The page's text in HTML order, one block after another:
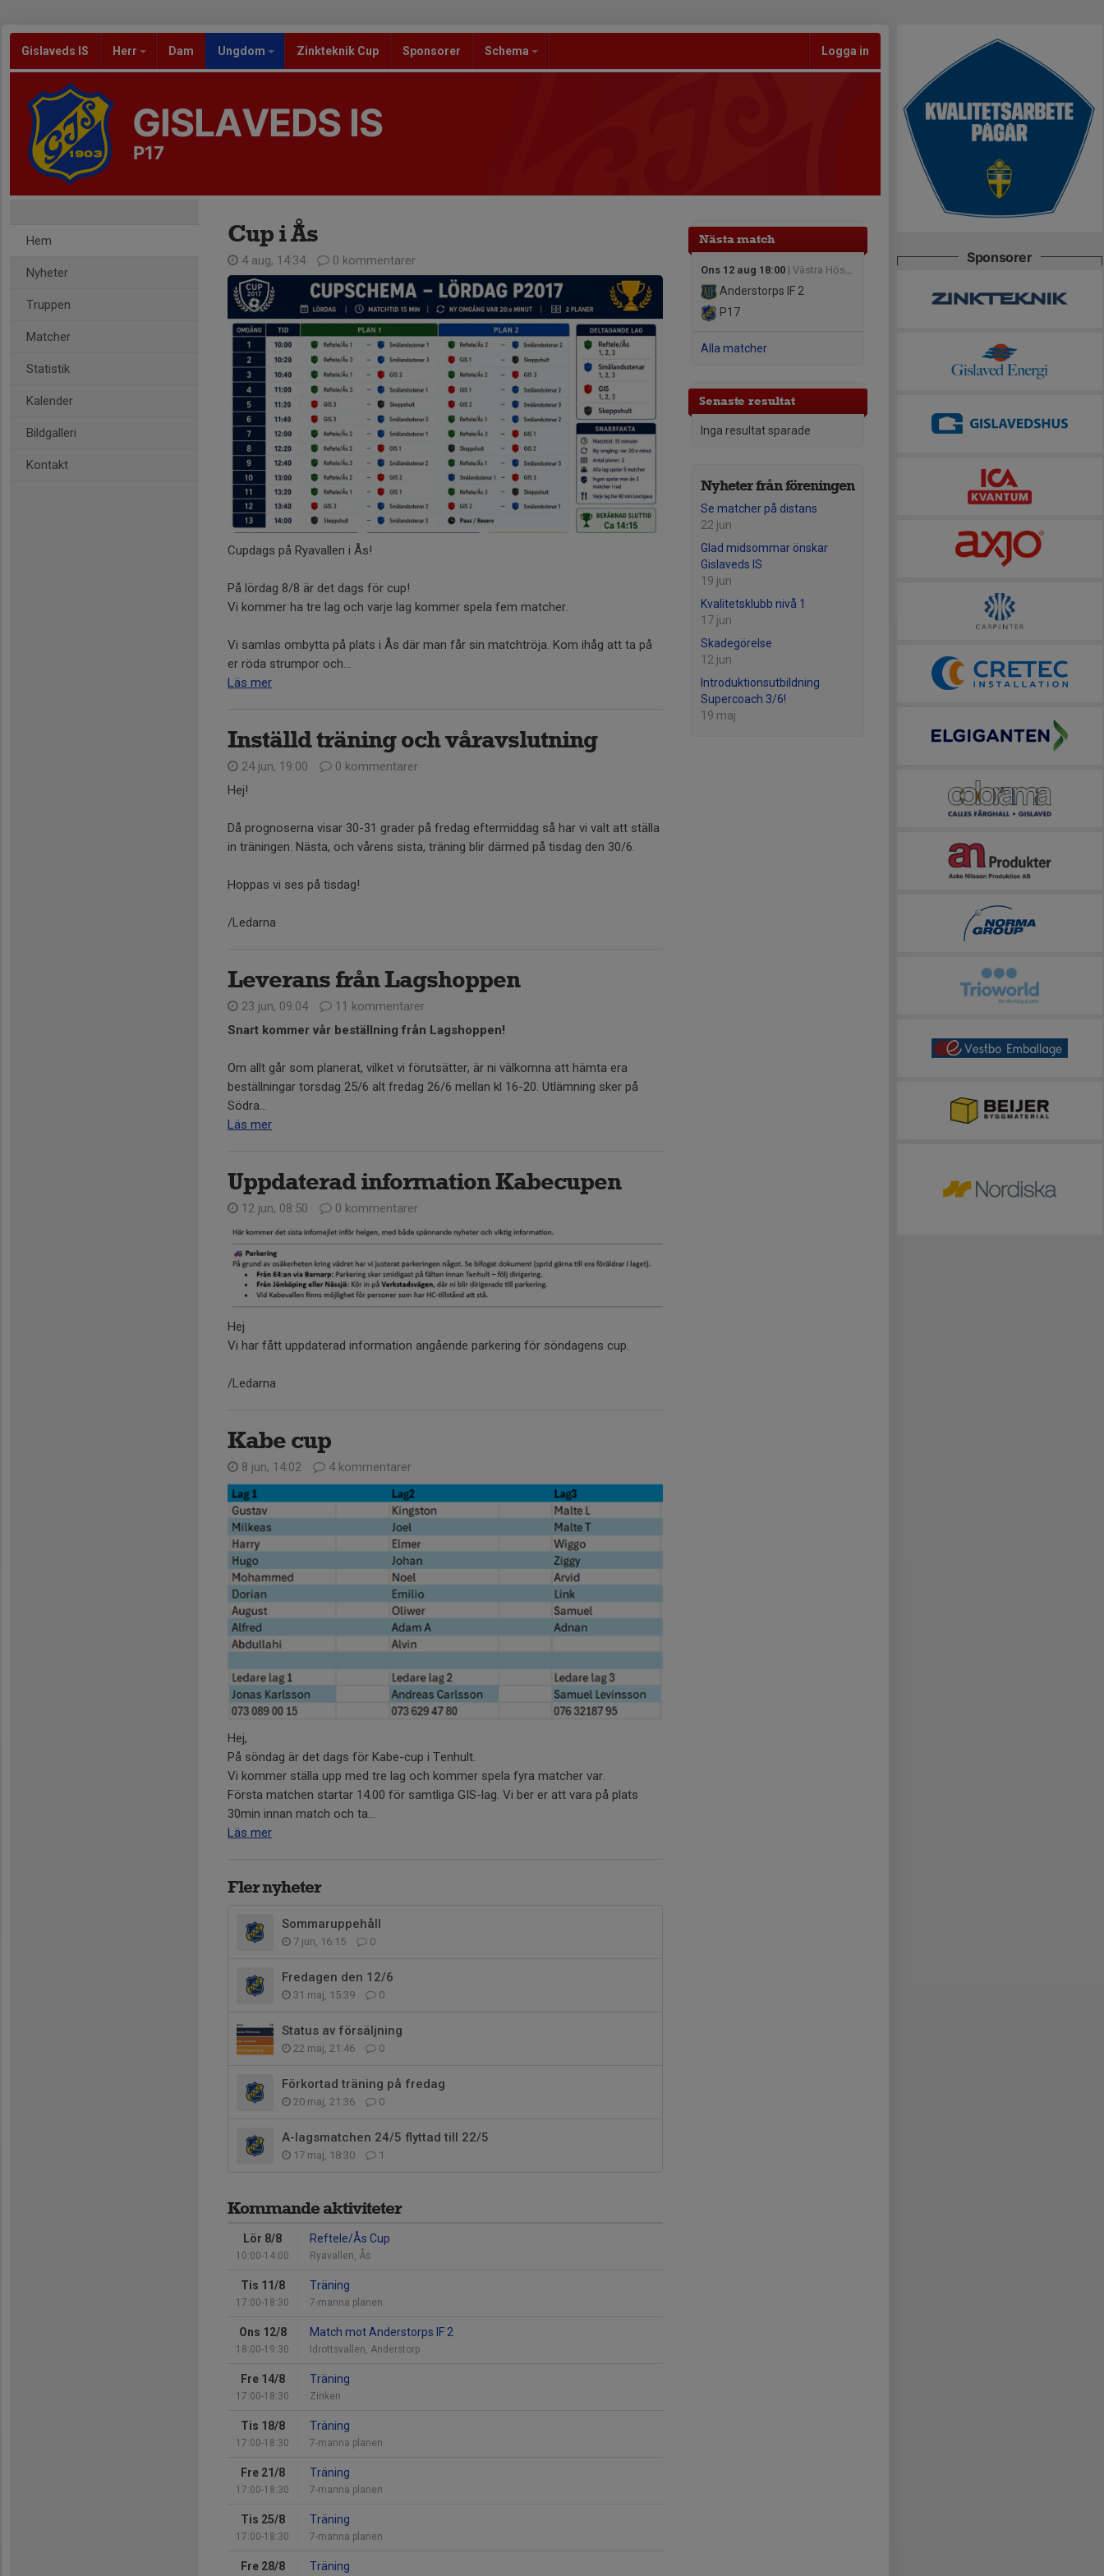
Gislaveds IS Herr Dam Ungdom Zinkteknik Cup Sponsorer Schema Logga in
GISLAVEDS IS
P17
Hem
Nyheter
Truppen
Matcher
Statistik
Kalender
Bildgalleri
Kontakt
Nästa match
Ons 12 aug 18:00 | Västra Höst (1)
Anderstorps IF 2
P17
Alla matcher
Senaste resultat
Inga resultat sparade
Nyheter från föreningen
Se matcher på distans
22 jun
Glad midsommar önskar
Gislaveds IS
19 jun
Kvalitetsklubb nivå 1
17 jun
Skadegörelse
12 jun
Introduktionsutbildning
Supercoach 3/6!
19 maj
Cup i Ås
4 aug, 14:34 0 kommentarer
Cupdags på Ryavallen i Ås!
På lördag 8/8 är det dags för cup!
Vi kommer ha tre lag och varje lag kommer spela fem matcher.
Vi samlas ombytta på plats i Ås där man får sin matchtröja. Kom ihåg att ta på
er röda strumpor och...
Läs mer
Inställd träning och våravslutning
24 jun, 19:00
0 kommentarer
Hej!
Då prognoserna visar 30-31 grader på fredag eftermiddag så har vi valt att ställa
in träningen. Nästa, och vårens sista, träning blir därmed på tisdag den 30/6.
Hoppas vi ses på tisdag!
/Ledarna
Leverans från Lagshoppen
23 jun, 09:04
11 kommentarer
Snart kommer vår beställning från Lagshoppen!
Om allt går som planerat, vilket vi förutsätter, är ni välkomna att hämta era
beställningar torsdag 25/6 alt fredag 26/6 mellan kl 16-20. Utlämning sker på
Södra...
Läs mer
Uppdaterad information Kabecupen
12 jun, 08:50 0 kommentarer
Hej
Vi har fått uppdaterad information angående parkering för söndagens cup.
/Ledarna
Kabe cup
8 jun, 14:02 4 kommentarer
Hej,
På söndag är det dags för Kabe-cup i Tenhult.
Vi kommer ställa upp med tre lag och kommer spela fyra matcher var.
Första matchen startar 14.00 för samtliga GIS-lag. Vi ber er att vara på plats
30min innan match och ta...
Läs mer
Fler nyheter
Sommaruppehåll
7 jun, 16:15 0
Fredagen den 12/6
31 maj, 15:39 0
Status av försäljning
22 maj, 21:46 0
Förkortad träning på fredag
20 maj, 21:36 0
A-lagsmatchen 24/5 flyttad till 22/5
17 maj, 18:30 1
Kommande aktiviteter
Lör 8/8
10:00-14:00
Reftele/Ås Cup
Ryavallen, Ås
Tis 11/8
17:00-18:30
Träning
7-manna planen
Ons 12/8
18:00-19:30
Match mot Anderstorps IF 2
Idrottsvallen, Anderstorp
Fre 14/8
17:00-18:30
Träning
Zinken
Tis 18/8
17:00-18:30
Träning
7-manna planen
Fre 21/8
17:00-18:30
Träning
7-manna planen
Tis 25/8
17:00-18:30
Träning
7-manna planen
Fre 28/8 Träning
Sponsorer